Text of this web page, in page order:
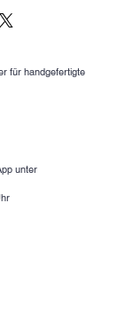
für handgefertigte
unter